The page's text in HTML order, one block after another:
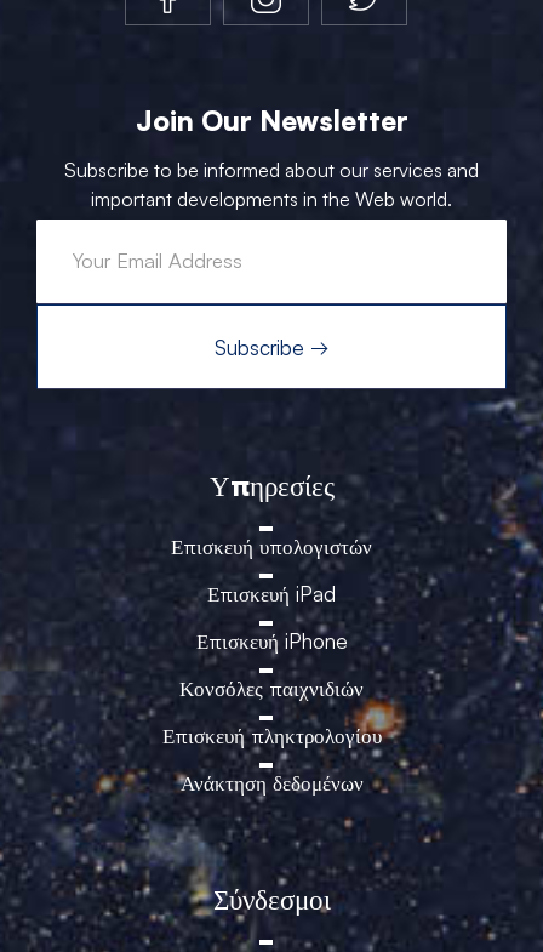
Join Our Newsletter
Subscribe to be informed about our services and
important developments in the Web world.
Υπηρεσίες
Επισκευή υπολογιστών
Επισκευή iPad
Επισκευή iPhone
Κονσόλες παιχνιδιών
Επισκευή πληκτρολογίου
Ανάκτηση δεδομένων
Σύνδεσμοι